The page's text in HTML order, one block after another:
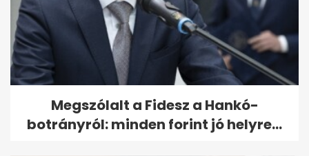
Megszólalt a Fidesz a Hankó-
botrányról: minden forint jó helyre...